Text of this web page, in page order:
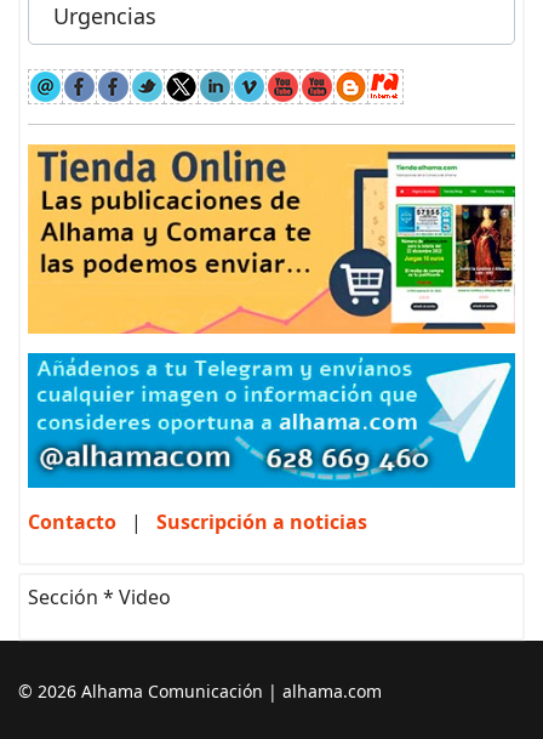
Urgencias
Contacto | Suscripción a noticias
Sección * Video
© 2026 Alhama Comunicación | alhama.com